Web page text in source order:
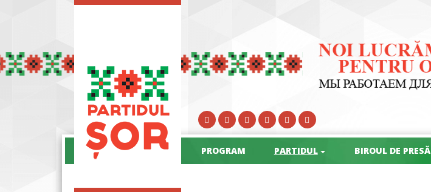
PROGRAM PARTIDUL BIROUL DE PRESĂ